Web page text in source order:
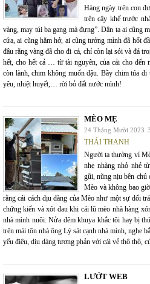
Hàng ngày trên con
trên cây khế trước
vàng, may túi ba gang mà đựng”. Dân ta ai cũng
cửa, ai cũng hăm hở, ai cũng tưởng mình đã hốt
đâu rằng vàng đã cho đi cả, chỉ còn lại sỏi và đá
hết, cho hết cả … từ tài nguyên, của cải cho
còn lành, chim không muốn đậu. Bầy chim túa
yêu, nhiệt huyết,… rời bỏ đất nước mình!
MÈO MẸ
24 Tháng Mười 2023
THÁI THANH
Người ta thường ví
nhẹ nhàng nhỏ nhẻ
gũi, nũng nịu bên chủ
Mèo và không bao
rằng cái cách dịu dàng của Mèo như một sự dối
chứng kiến và xót đau khi cái lũ mèo nhà hàng
nhà mình nuôi. Nửa đêm khuya khắc tôi hay bị
trên mái tôn nhà ông Lý sát cạnh nhà mình, nghe
yểu điệu, dịu dàng tương phản với cái vẻ thô thô,
LƯỚT WEB